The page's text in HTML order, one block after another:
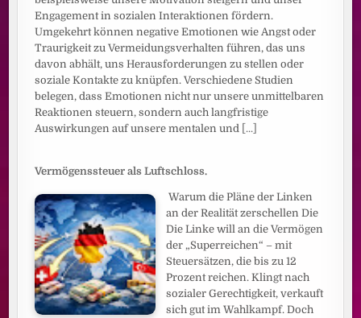
Engagement in sozialen Interaktionen fördern.
Umgekehrt können negative Emotionen wie Angst oder
Traurigkeit zu Vermeidungsverhalten führen, das uns
davon abhält, uns Herausforderungen zu stellen oder
soziale Kontakte zu knüpfen. Verschiedene Studien
belegen, dass Emotionen nicht nur unsere unmittelbaren
Reaktionen steuern, sondern auch langfristige
Auswirkungen auf unsere mentalen und [...]
Vermögenssteuer als Luftschloss.
Warum die Pläne der Linken
an der Realität zerschellen Die
Die Linke will an die Vermögen
der „Superreichen“ – mit
Steuersätzen, die bis zu 12
Prozent reichen. Klingt nach
sozialer Gerechtigkeit, verkauft
sich gut im Wahlkampf. Doch